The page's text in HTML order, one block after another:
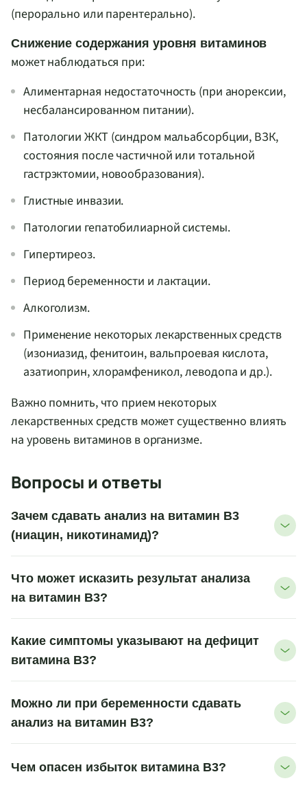
(перорально или парентерально).
Снижение содержания уровня витаминов
может наблюдаться при:
Алиментарная недостаточность (при анорексии,
несбалансированном питании).
Патологии ЖКТ (синдром мальабсорбции, ВЗК,
состояния после частичной или тотальной
гастрэктомии, новообразования).
Глистные инвазии.
Патологии гепатобилиарной системы.
Гипертиреоз.
Период беременности и лактации.
Алкоголизм.
Применение некоторых лекарственных средств
(изониазид, фенитоин, вальпроевая кислота,
азатиоприн, хлорамфеникол, леводопа и др.).
Важно помнить, что прием некоторых
лекарственных средств может существенно влиять
на уровень витаминов в организме.
Вопросы и ответы
Зачем сдавать анализ на витамин B3
(ниацин, никотинамид)?
Что может исказить результат анализа
на витамин B3?
Какие симптомы указывают на дефицит
витамина B3?
Можно ли при беременности сдавать
анализ на витамин B3?
Чем опасен избыток витамина B3?